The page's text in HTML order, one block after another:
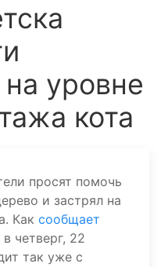
уровне
кота
просят помочь
и застрял на
Как сообщает
четверг, 22
так уже с